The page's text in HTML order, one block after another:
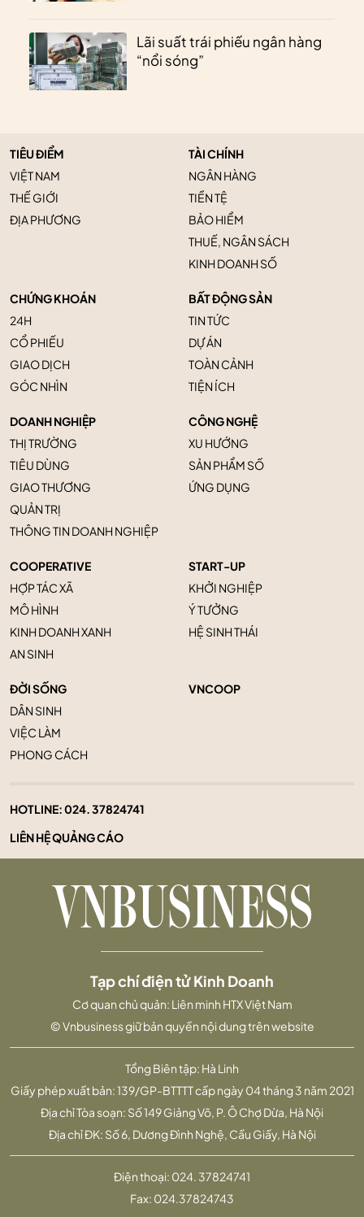
Lãi suất trái phiếu ngân hàng
“nổi sóng”
TIÊU ĐIỂM
VIỆT NAM
THẾ GIỚI
ĐỊA PHƯƠNG
TÀI CHÍNH
NGÂN HÀNG
TIỀN TỆ
BẢO HIỂM
THUẾ, NGÂN SÁCH
KINH DOANH SỐ
CHỨNG KHOÁN
24H
CỔ PHIẾU
GIAO DỊCH
GÓC NHÌN
BẤT ĐỘNG SẢN
TIN TỨC
DỰ ÁN
TOÀN CẢNH
TIỆN ÍCH
DOANH NGHIỆP
THỊ TRƯỜNG
TIÊU DÙNG
GIAO THƯƠNG
QUẢN TRỊ
THÔNG TIN DOANH NGHIỆP
CÔNG NGHỆ
XU HƯỚNG
SẢN PHẨM SỐ
ỨNG DỤNG
COOPERATIVE
HỢP TÁC XÃ
MÔ HÌNH
KINH DOANH XANH
AN SINH
START-UP
KHỞI NGHIỆP
Ý TƯỞNG
HỆ SINH THÁI
ĐỜI SỐNG
DÂN SINH
VIỆC LÀM
PHONG CÁCH
VNCOOP
HOTLINE:024. 37824741
LIÊN HỆ QUẢNG CÁO
Tổng Biên tập: Hà Linh
Giấy phép xuất bản: 139/GP-BTTTT cấp ngày 04 tháng 3 năm 2021
Địa chỉ Tòa soạn: Số 149 Giảng Võ, P. Ô Chợ Dừa, Hà Nội
Địa chỉ ĐK: Số 6, Dương Đình Nghệ, Cầu Giấy, Hà Nội
Tạp chí điện tử Kinh Doanh
Cơ quan chủ quản: Liên minh HTX Việt Nam
© Vnbusiness giữ bản quyền nội dung trên website
Điện thoại: 024. 37824741
Fax: 024.37824743